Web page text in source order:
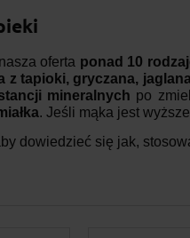
oferta ponad 10
z tapioki, gryczana,
mineralnych po
. Jeśli mąka jest
dowiedzieć się jak,